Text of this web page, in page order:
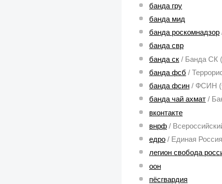
банда гру
банда мид
банда роскомнадзор
банда свр
банда ск / Банда СК
банда фсб /
банда фсин / ФСИН
банда чай ахмат /
вконтакте
внрф /
едро / Единая
легион свобода
оон
пёсгвардия